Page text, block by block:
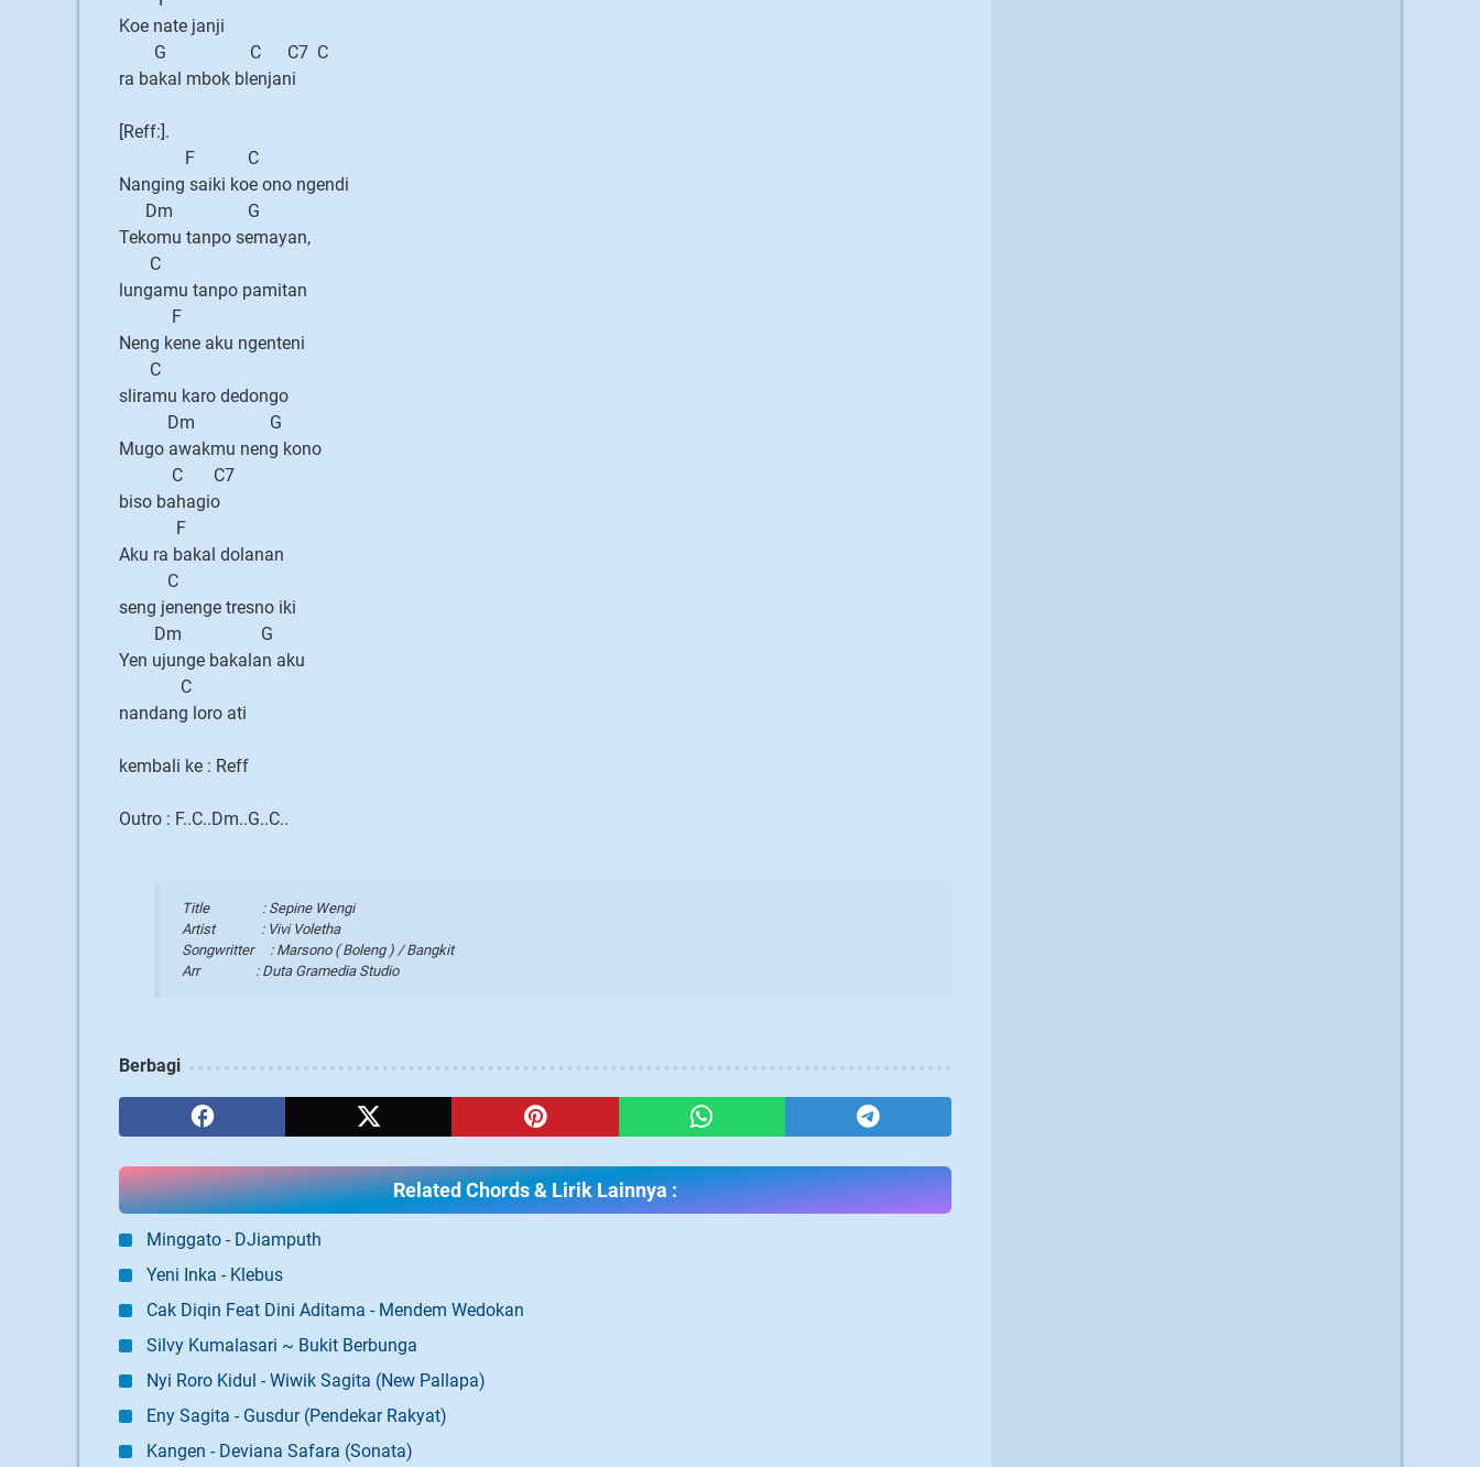
Koe nate janji
G C C7 C
ra bakal mbok blenjani
[Reff:].
F C
Nanging saiki koe ono ngendi
Dm G
Tekomu tanpo semayan,
C
lungamu tanpo pamitan
F
Neng kene aku ngenteni
C
sliramu karo dedongo
Dm G
Mugo awakmu neng kono
C C7
biso bahagio
F
Aku ra bakal dolanan
C
seng jenenge tresno iki
Dm G
Yen ujunge bakalan aku
C
nandang loro ati
kembali ke : Reff
Outro : F..C..Dm..G..C..
Title : Sepine Wengi
Artist : Vivi Voletha
Songwritter : Marsono ( Boleng ) / Bangkit
Arr : Duta Gramedia Studio
Berbagi
Related Chords & Lirik Lainnya :
Minggato - DJiamputh
Yeni Inka - Klebus
Cak Diqin Feat Dini Aditama - Mendem Wedokan
Silvy Kumalasari ~ Bukit Berbunga
Nyi Roro Kidul - Wiwik Sagita (New Pallapa)
Eny Sagita - Gusdur (Pendekar Rakyat)
Kangen - Deviana Safara (Sonata)